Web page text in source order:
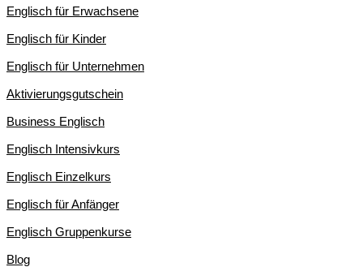
Englisch für Erwachsene
Englisch für Kinder
Englisch für Unternehmen
Aktivierungsgutschein
Business Englisch
Englisch Intensivkurs
Englisch Einzelkurs
Englisch für Anfänger
Englisch Gruppenkurse
Blog